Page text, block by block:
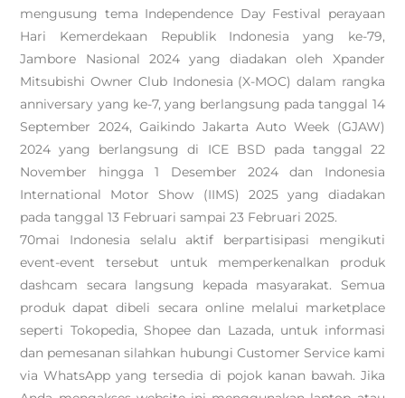
mengusung tema Independence Day Festival perayaan
Hari Kemerdekaan Republik Indonesia yang ke-79,
Jambore Nasional 2024 yang diadakan oleh Xpander
Mitsubishi Owner Club Indonesia (X-MOC) dalam rangka
anniversary yang ke-7, yang berlangsung pada tanggal 14
September 2024, Gaikindo Jakarta Auto Week (GJAW)
2024 yang berlangsung di ICE BSD pada tanggal 22
November hingga 1 Desember 2024 dan Indonesia
International Motor Show (IIMS) 2025 yang diadakan
pada tanggal 13 Februari sampai 23 Februari 2025.
70mai Indonesia selalu aktif berpartisipasi mengikuti
event-event tersebut untuk memperkenalkan produk
dashcam secara langsung kepada masyarakat. Semua
produk dapat dibeli secara online melalui marketplace
seperti Tokopedia, Shopee dan Lazada, untuk informasi
dan pemesanan silahkan hubungi Customer Service kami
via WhatsApp yang tersedia di pojok kanan bawah. Jika